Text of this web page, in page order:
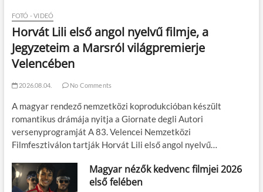
FOTÓ - VIDEÓ
Horvát Lili első angol nyelvű filmje, a
Jegyzeteim a Marsról világpremierje
Velencében
2026.08.04. No Comments
A magyar rendező nemzetközi koprodukcióban készült
romantikus drámája nyitja a Giornate degli Autori
versenyprogramját A 83. Velencei Nemzetközi
Filmfesztiválon tartják Horvát Lili első angol nyelvű…
Magyar nézők kedvenc filmjei 2026
első felében